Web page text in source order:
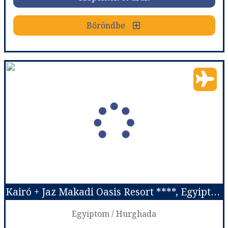
Bőröndbe
Bőröndbe
Kairó + Ancient Sands ****, Egyiptom
Város:Kairó
Utazás módja: Repülővel
Ellátás: Félpanzió
Szálláskategória:Hotel ****
Kétágyas standard szoba
Időpont: 2026-09-19 | 7 éj Kairó + Jaz Makadi Oasis Resort ****, Egyiptom
Egyiptom / Hurghada